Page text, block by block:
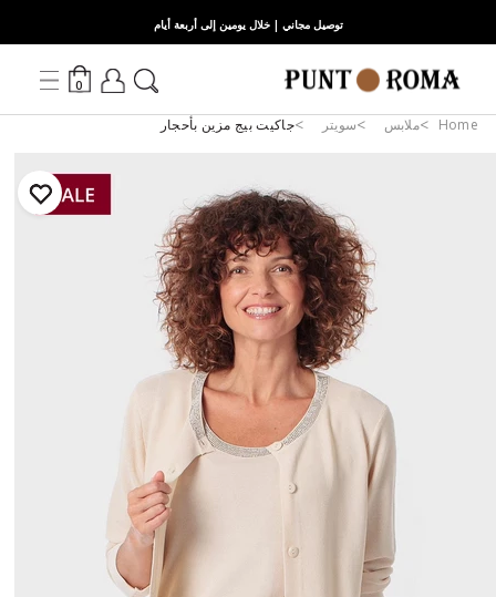
توصيل مجاني | خلال يومين إلى أربعة أيام
0
Home ملابس سويتر جاكيت بيج مزين بأحجار